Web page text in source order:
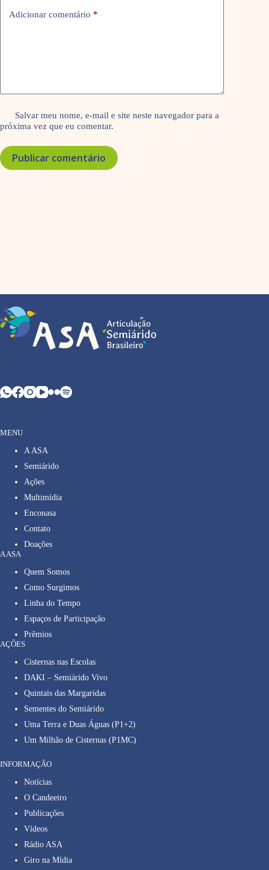
Adicionar comentário *
Salvar meu nome, e-mail e site neste navegador para a
próxima vez que eu comentar.
Publicar comentário
MENU
A ASA
Semiárido
Ações
Multimídia
Enconasa
Contato
Doações
A ASA
Quem Somos
Como Surgimos
Linha do Tempo
Espaços de Participação
Prêmios
AÇÕES
Cisternas nas Escolas
DAKI – Semiárido Vivo
Quintais das Margaridas
Sementes do Semiárido
Uma Terra e Duas Águas (P1+2)
Um Milhão de Cisternas (P1MC)
INFORMAÇÃO
Notícias
O Candeeiro
Publicações
Vídeos
Rádio ASA
Giro na Mídia